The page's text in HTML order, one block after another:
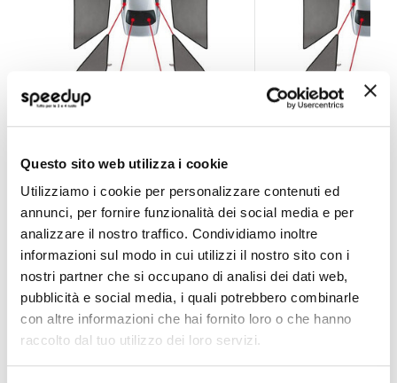
Questo sito web utilizza i cookie
Utilizziamo i cookie per personalizzare contenuti ed
annunci, per fornire funzionalità dei social media e per
analizzare il nostro traffico. Condividiamo inoltre
informazioni sul modo in cui utilizzi il nostro sito con i
nostri partner che si occupano di analisi dei dati web,
pubblicità e social media, i quali potrebbero combinarle
con altre informazioni che hai fornito loro o che hanno
raccolto dal tuo utilizzo dei loro servizi.
Fumè
148,50 €
Spedizione gratuita!
Fumè
148,50 €
Spedizione gratuita!